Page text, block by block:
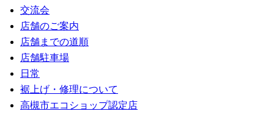
交流会
店舗のご案内
店舗までの道順
店舗駐車場
日常
裾上げ・修理について
高槻市エコショップ認定店